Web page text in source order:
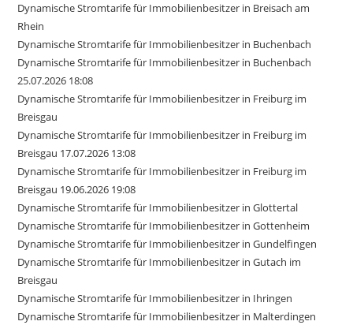
Dynamische Stromtarife für Immobilienbesitzer in Breisach am
Rhein
Dynamische Stromtarife für Immobilienbesitzer in Buchenbach
Dynamische Stromtarife für Immobilienbesitzer in Buchenbach
25.07.2026 18:08
Dynamische Stromtarife für Immobilienbesitzer in Freiburg im
Breisgau
Dynamische Stromtarife für Immobilienbesitzer in Freiburg im
Breisgau 17.07.2026 13:08
Dynamische Stromtarife für Immobilienbesitzer in Freiburg im
Breisgau 19.06.2026 19:08
Dynamische Stromtarife für Immobilienbesitzer in Glottertal
Dynamische Stromtarife für Immobilienbesitzer in Gottenheim
Dynamische Stromtarife für Immobilienbesitzer in Gundelfingen
Dynamische Stromtarife für Immobilienbesitzer in Gutach im
Breisgau
Dynamische Stromtarife für Immobilienbesitzer in Ihringen
Dynamische Stromtarife für Immobilienbesitzer in Malterdingen